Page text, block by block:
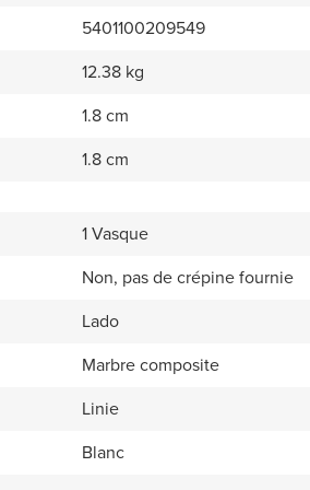
5401100209549
12.38 kg
1.8 cm
1.8 cm
1 Vasque
Non, pas de crépine fournie
Lado
Marbre composite
Linie
Blanc